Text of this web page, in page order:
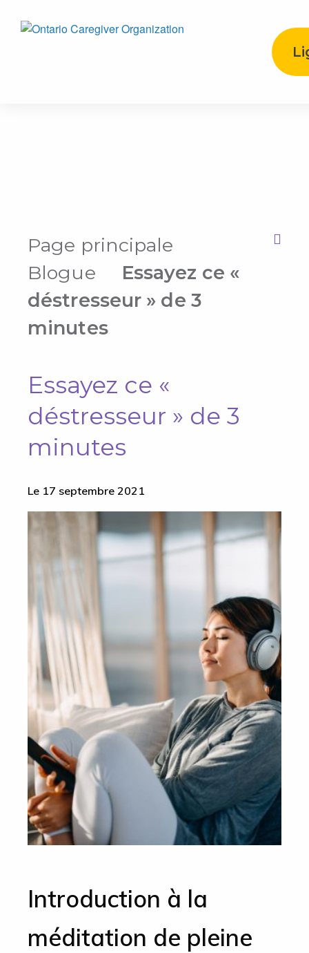
Page principale
Blogue
Essayez ce «
déstresseur » de 3
minutes
Essayez ce «
déstresseur » de 3
minutes
Le 17 septembre 2021
Introduction à la
méditation de pleine